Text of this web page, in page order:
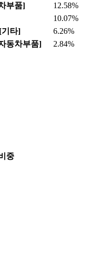
부품]
12.58%
10.07%
기타]
6.26%
동차부품]
2.84%
중